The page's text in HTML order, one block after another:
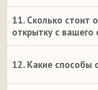
11. Сколько стоит
открытку с вашего
12. Какие способы